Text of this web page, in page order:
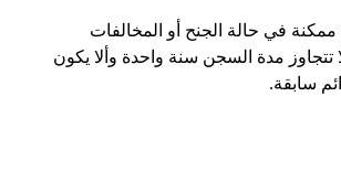
ممكنة في حالة الجنح أو المخالفات
تتجاوز مدة السجن سنة واحدة وألا يكون
سابقة.